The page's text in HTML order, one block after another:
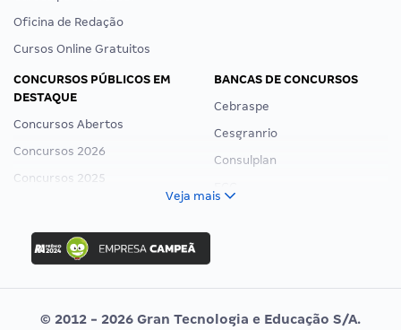
Oficina de Redação
Cursos Online Gratuitos
CONCURSOS PÚBLICOS EM
DESTAQUE
Concursos Abertos
Concursos 2026
Concursos 2025
Concurso Ibama
Concurso MPU
Editais publicados
BANCAS DE CONCURSOS
Cebraspe
Cesgranrio
Consulplan
Vunesp
Veja mais
© 2012 - 2026 Gran Tecnologia e Educação S/A.